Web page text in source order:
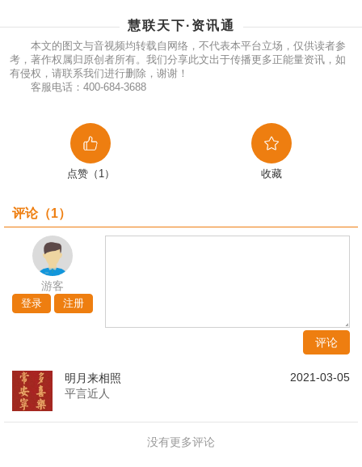
慧联天下·资讯通
本文的图文与音视频均转载自网络，不代表本平台立场，仅供读者参
考，著作权属归原创者所有。我们分享此文出于传播更多正能量资讯，如
有侵权，请联系我们进行删除，谢谢！
客服电话：400-684-3688
点赞（1） 收藏
评论（1）
游客
登录 注册
评论
明月来相照
2021-03-05
平言近人
没有更多评论